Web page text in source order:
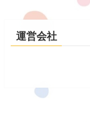
運営会社